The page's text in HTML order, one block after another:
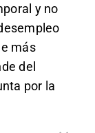
y no
más
del
por la